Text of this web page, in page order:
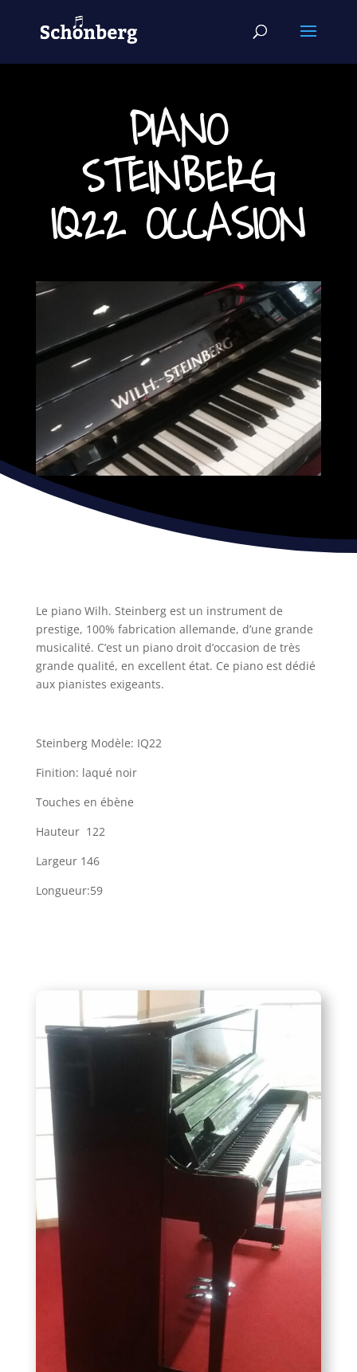
PIANO
STEINBERG
IQ22 OCCASION
Le piano Wilh. Steinberg est un instrument de
prestige, 100% fabrication allemande, d’une grande
musicalité. C’est un piano droit d’occasion de très
grande qualité, en excellent état. Ce piano est dédié
aux pianistes exigeants.
Steinberg Modèle: IQ22
Finition: laqué noir
Touches en ébène
Hauteur 122
Largeur 146
Longueur:59